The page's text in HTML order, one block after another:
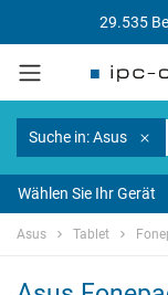
29.535
Suche in: Asus
Wählen Sie Ihr Gerät
Asus Tablet